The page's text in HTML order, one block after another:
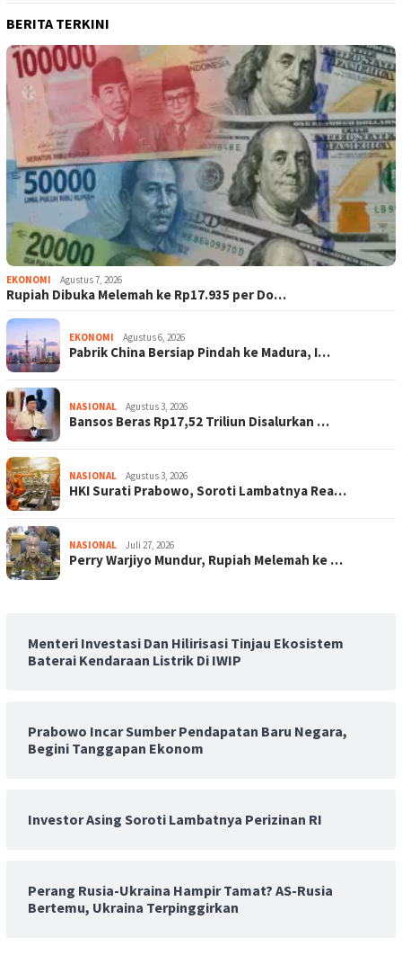
BERITA TERKINI
EKONOMI Agustus 7, 2026
Rupiah Dibuka Melemah ke Rp17.935 per Do…
EKONOMI Agustus 6, 2026
Pabrik China Bersiap Pindah ke Madura, I…
NASIONAL Agustus 3, 2026
Bansos Beras Rp17,52 Triliun Disalurkan …
NASIONAL Agustus 3, 2026
HKI Surati Prabowo, Soroti Lambatnya Rea…
NASIONAL Juli 27, 2026
Perry Warjiyo Mundur, Rupiah Melemah ke …
Menteri Investasi Dan Hilirisasi Tinjau Ekosistem
Baterai Kendaraan Listrik Di IWIP
Prabowo Incar Sumber Pendapatan Baru Negara,
Begini Tanggapan Ekonom
Investor Asing Soroti Lambatnya Perizinan RI
Perang Rusia-Ukraina Hampir Tamat? AS-Rusia
Bertemu, Ukraina Terpinggirkan